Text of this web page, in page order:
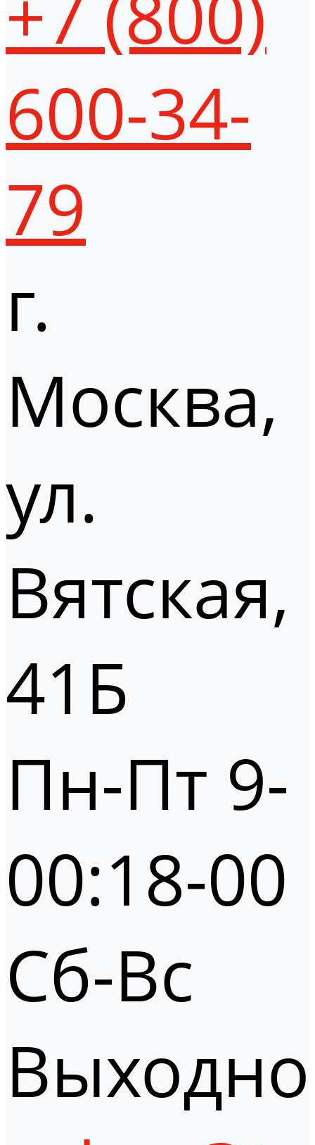
600-34-
79
г.
Москва,
ул.
Вятская,
41Б
Пн-Пт 9-
00:18-00
Сб-Вс